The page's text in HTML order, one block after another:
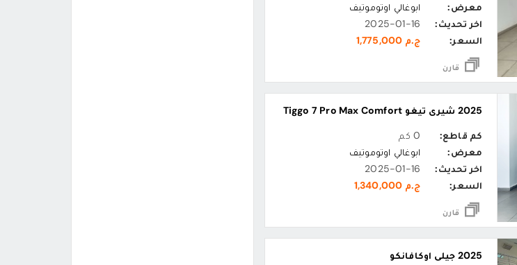
معرض:
ابوغالي اوتوموتيف
اخر تحديث:
2025-01-16
السعر:
ج.م 1,775,000
قارن
2025 شيري تيغو Tiggo 7 Pro Max Comfort
كم قاطع:
0 كم
معرض:
ابوغالي اوتوموتيف
اخر تحديث:
2025-01-16
السعر:
ج.م 1,340,000
قارن
2025 جيلي اوكافانكو